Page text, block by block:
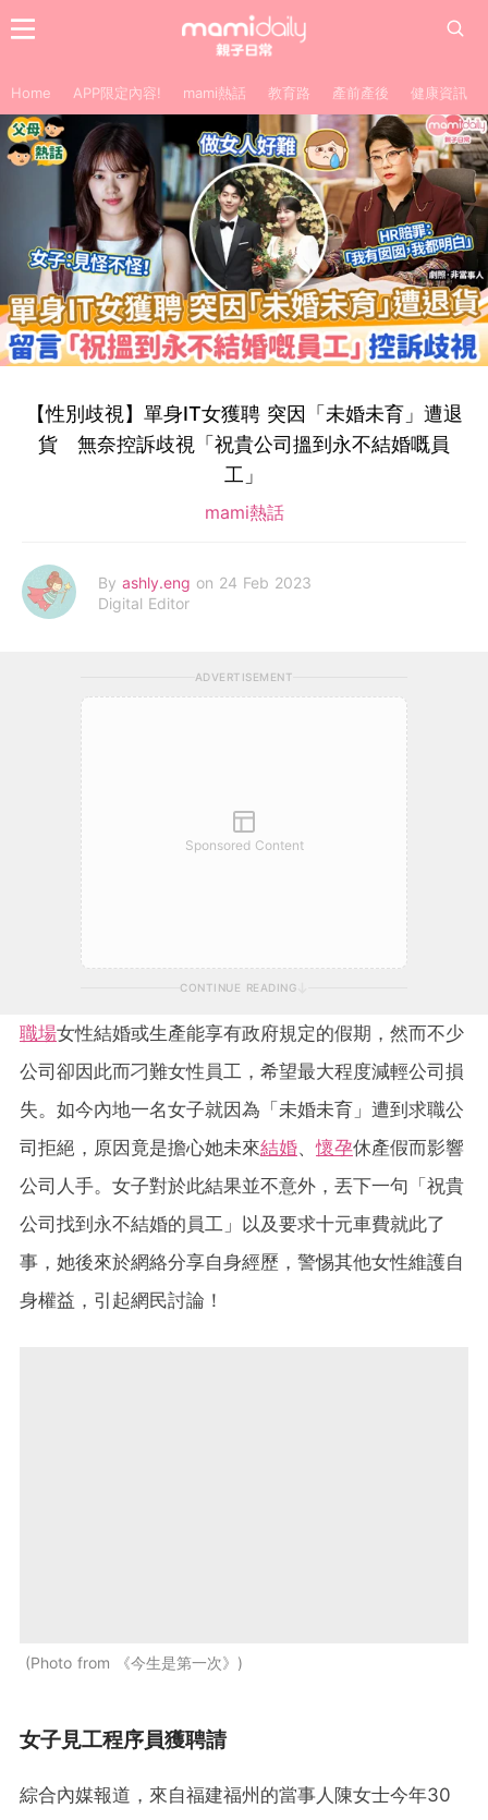
Home APP限定內容! mami熱話 教育路 產前產後 健康資訊
【性別歧視】單身IT女獲聘 突因「未婚未育」遭退
貨 無奈控訴歧視「祝貴公司搵到永不結婚嘅員
工」
mami熱話
By ashly.eng on 24 Feb 2023
Digital Editor
ADVERTISEMENT
Sponsored Content
CONTINUE READING
職場女性結婚或生產能享有政府規定的假期，然而不少
公司卻因此而刁難女性員工，希望最大程度減輕公司損
失。如今內地一名女子就因為「未婚未育」遭到求職公
司拒絕，原因竟是擔心她未來結婚、懷孕休產假而影響
公司人手。女子對於此結果並不意外，丟下一句「祝貴
公司找到永不結婚的員工」以及要求十元車費就此了
事，她後來於網絡分享自身經歷，警惕其他女性維護自
身權益，引起網民討論！
Photo from 《今生是第一次》
女子見工程序員獲聘請
綜合內媒報道，來自福建福州的當事人陳女士今年30